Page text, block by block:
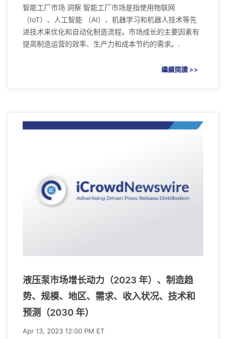
智能工厂市场 洞察 智能工厂市场是指使用物联网
（IoT）、人工智能 （AI）、机器学习和机器人技术等先
进技术来优化和自动化制造流程。市场成长的主要因素有
提高制造运营的效率、生产力和成本节约的需求。.
繼續閱讀 >>
液压泵市场增长动力（2023 年）、制造趋
势、规模、地区、需求、收入状况、技术和
预测（2030 年）
Apr 13, 2023 12:00 PM ET